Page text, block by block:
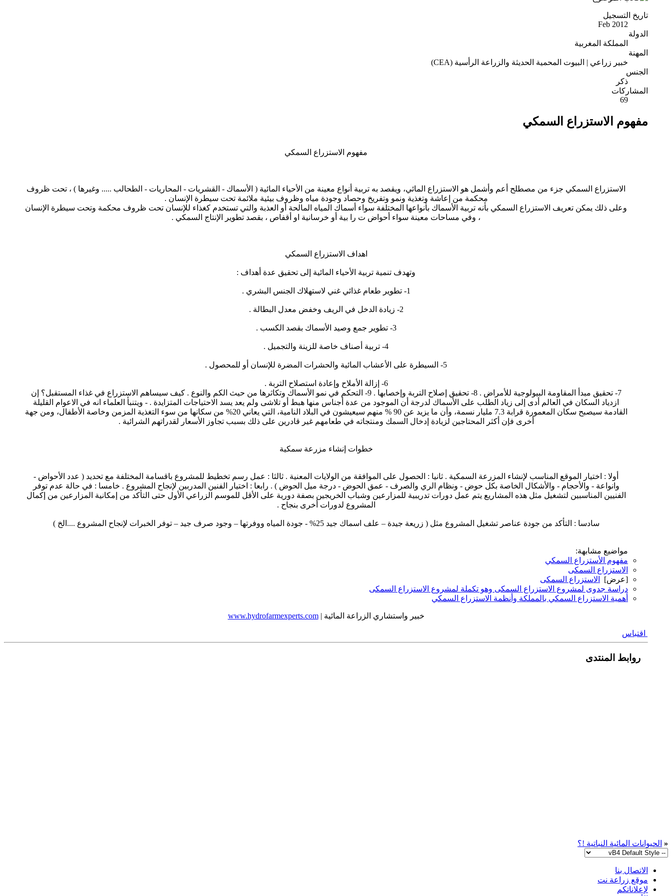
تاريخ التسجيل
Feb 2012
الدولة
المملكة المغربية
المهنة
خبير زراعي | البيوت المحمية الحديثة والزراعة الرأسية (CEA)
الجنس
ذكر
المشاركات
69
مفهوم الاستزراع السمكي
مفهوم الاستزراع السمكي
الاستزراع السمكي جزء من مصطلح أعم وأشمل هو الاستزراع المائي، ويقصد به تربية أنواع معينة من الأحياء المائية ( الأسماك - القشريات - المحاريات - الطحالب ..... وغيرها ) ، تحت ظروف
محكمة من إعاشة وتغذية ونمو وتفريخ وحصاد وجودة مياه وظروف بيئية ملائمة تحت سيطرة الإنسان .
وعلى ذلك يمكن تعريف الاستزراع السمكي بأنه تربية الأسماك بأنواعها المختلفة سواء أسماك المياه المالحة أو العذبة والتي تستخدم كغذاء للإنسان تحت ظروف محكمة وتحت سيطرة الإنسان
، وفي مساحات معينة سواء أحواض ت را بية أو خرسانية او أقفاص ، بقصد تطوير الإنتاج السمكي .
اهداف الاستزراع السمكي
وتهدف تنمية تربية الأحياء المائية إلى تحقيق عدة أهداف :
1- تطوير طعام غذائي غني لاستهلاك الجنس البشري .
2- زيادة الدخل في الريف وخفض معدل البطالة .
3- تطوير جمع وصيد الأسماك بقصد الكسب .
4- تربية أصناف خاصة للزينة والتجميل .
5- السيطرة على الأعشاب المائية والحشرات المضرة للإنسان أو للمحصول .
6- إزالة الأملاح وإعادة استصلاح التربة .
7- تحقيق مبدأ المقاومة البيولوجية للأمراض . 8- تحقيق إصلاح التربة وإخصابها . 9- التحكم في نمو الأسماك وتكاثرها من حيث الكم والنوع . كيف سيساهم الاستزراع في غذاء المستقبل؟ إن
ازدياد السكان في العالم أدى إلى زياد الطلب على الأسماك لدرجة أن الموجود من عدة أجناس منها هبط أو تلاشى ولم يعد يسد الاحتياجات المتزايدة . - ويتنبأ العلماء انه في الاعوام القليلة
القادمة سيصبح سكان المعمورة قرابة 7.3 مليار نسمة، وأن ما يزيد عن 90 % منهم سيعيشون في البلاد النامية، التي يعاني 20% من سكانها من سوء التغذية المزمن وخاصة الأطفال، ومن جهة
أخرى فإن أكثر المحتاجين لزيادة إدخال السمك ومنتجاته في طعامهم غير قادرين على ذلك بسبب تجاوز الأسعار لقدراتهم الشرائية .
خطوات إنشاء مزرعة سمكية
أولا : اختيار الموقع المناسب لإنشاء المزرعة السمكية . ثانيا : الحصول على الموافقة من الولايات المعنية . ثالثا : عمل رسم تخطيط للمشروع باقسامة المختلفة مع تحديد ( عدد الأحواض -
وانواعة - والأحجام - والأشكال الخاصة بكل حوض - ونظام الري والصرف - عمق الحوض - درجة ميل الحوض ) . رابعا : اختيار الفنين المدربين لإنجاح المشروع . خامسا : في حالة عدم توفر
الفنيين المناسبين لتشغيل مثل هذه المشاريع يتم عمل دورات تدريبية للمزارعين وشباب الخريجين بصفة دورية على الأقل للموسم الزراعي الأول حتى التأكد من إمكانية المزارعين من إكمال
المشروع لدورات أخرى بنجاح .
سادسا : التأكد من جودة عناصر تشغيل المشروع مثل ( زريعة جيدة – علف اسماك جيد 25% - جودة المياه ووفرتها – وجود صرف جيد – توفر الخبرات لإنجاح المشروع ....الخ )
مواضيع مشابهة:
مفهوم الأستزراع السمكي
الاستزراع السمكى
[عرض]
الاستزراع السمكى
دراسة جدوى لمشروع الاستزراع السمكى وهو تكملة لمشروع الاستزراع السمكى
أهمية الاستزراع السمكي بالمملكة وأنظمة الاستزراع السمكي
خبير واستشاري الزراعة المائية |www.hydrofarmexperts.com
اقتباس
روابط المنتدى
« الحيوانات المائية النباتية !؟
الاتصال بنا
موقع زراعة نت
لإعلاناتكم